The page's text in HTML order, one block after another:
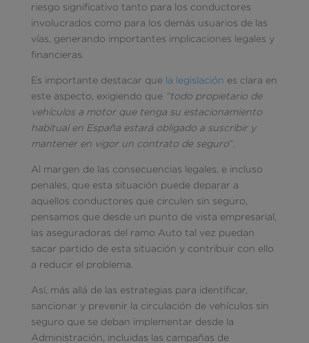
riesgo significativo tanto para los conductores
involucrados como para los demás usuarios de las
vías, generando importantes implicaciones legales y
financieras.
Es importante destacar que la legislación es clara en
este aspecto, exigiendo que “todo propietario de
vehículos a motor que tenga su estacionamiento
habitual en España estará obligado a suscribir y
mantener en vigor un contrato de seguro”.
Al margen de las consecuencias legales, e incluso
penales, que esta situación puede deparar a
aquellos conductores que circulen sin seguro,
pensamos que desde un punto de vista empresarial,
las aseguradoras del ramo Auto tal vez puedan
sacar partido de esta situación y contribuir con ello
a reducir el problema.
Así, más allá de las estrategias para identificar,
sancionar y prevenir la circulación de vehículos sin
seguro que se deban implementar desde la
Administración, incluidas las campañas de